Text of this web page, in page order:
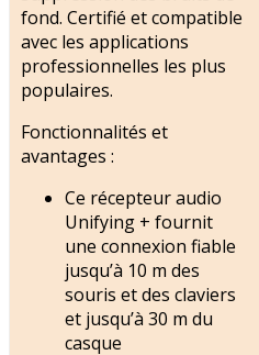
fond. Certifié et compatible
avec les applications
professionnelles les plus
populaires.
Fonctionnalités et
avantages :
Ce récepteur audio
Unifying + fournit
une connexion fiable
jusqu’à 10 m des
souris et des claviers
et jusqu’à 30 m du
casque